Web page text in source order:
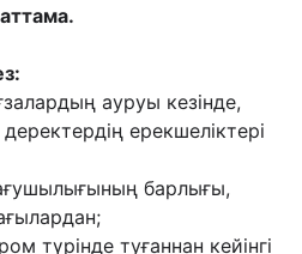
ауруы кезінде,
ерекшеліктері
барлығы,
түрінде туғаннан кейінгі